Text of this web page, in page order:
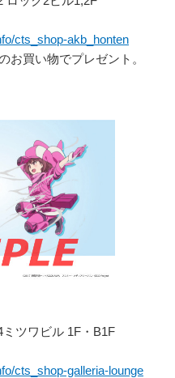
cts_shop-akb_honten
買い物でプレゼント。
ツワビル 1F・B1F
cts_shop-galleria-lounge